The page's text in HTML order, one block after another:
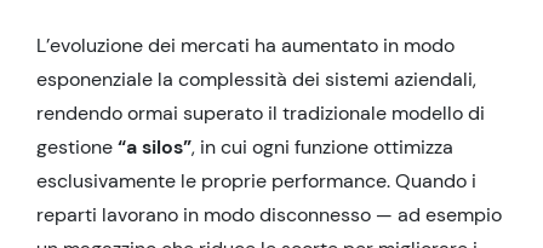
L’evoluzione dei mercati ha aumentato in modo
esponenziale la complessità dei sistemi aziendali,
rendendo ormai superato il tradizionale modello di
gestione“a silos”, in cui ogni funzione ottimizza
esclusivamente le proprie performance. Quando i
reparti lavorano in modo disconnesso — ad esempio